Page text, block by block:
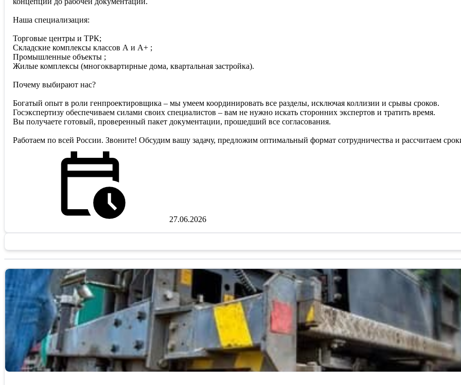
Наша специализация:
Торговые центры и ТРК;
Складские комплексы классов А и А+ ;
Промышленные объекты ;
Жилые комплексы (многоквартирные дома, квартальная застройка).
Почему выбирают нас?
Богатый опыт в роли генпроектировщика – мы умеем координировать все разделы, исключая коллизии и срывы сроков.
Госэкспертизу обеспечиваем силами своих специалистов – вам не нужно искать сторонних экспертов и тратить время.
Вы получаете готовый, проверенный пакет документации, прошедший все согласования.
Работаем по всей России. Звоните! Обсудим вашу задачу, предложим оптимальный формат сотрудничества и рассчитаем
27.06.2026